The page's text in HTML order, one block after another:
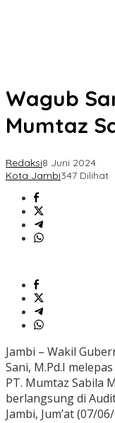
Wagub
Mumtaz
Redaksi8 Juni 2024
Kota Jambi347 Dilihat
Jambi – Wakil
Sani, M.Pd.I
PT. Mumtaz Sabila
berlangsung di
Jambi, Jum’at (07/